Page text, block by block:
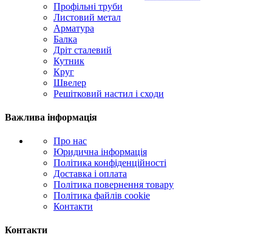
Профільні труби
Листовий метал
Арматура
Балка
Дріт сталевий
Кутник
Круг
Швелер
Решітковий настил і сходи
Важлива інформація
Про нас
Юридична інформація
Політика конфіденційності
Доставка і оплата
Політика повернення товару
Політика файлів cookie
Контакти
Контакти